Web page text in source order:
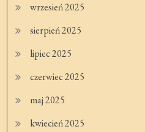
wrzesień 2025
sierpień 2025
lipiec 2025
czerwiec 2025
maj 2025
kwiecień 2025